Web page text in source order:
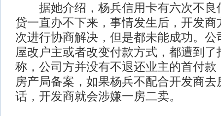
据她介绍，杨兵信用卡有六次不良
贷一直办不下来，事情发生后，开发商
次进行协商解决，但是都未能成功。公
屋改户主或者改变付款方式，都遭到
称，公司方并没有不退还业主的首付款
房产局备案，如果杨兵不配合开发商
话，开发商就会涉嫌一房二卖。